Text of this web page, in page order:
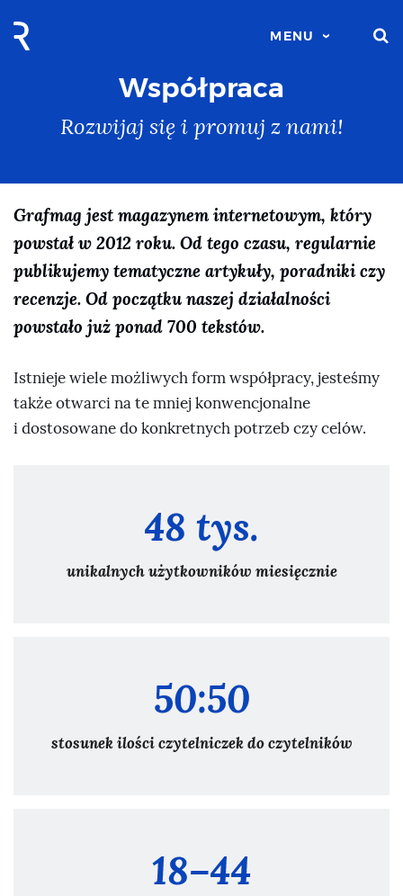
MENU
Współpraca
Rozwijaj się i promuj z nami!
Grafmag jest magazynem internetowym, który
powstał w 2012 roku. Od tego czasu, regularnie
publikujemy tematyczne artykuły, poradniki czy
recenzje. Od początku naszej działalności
powstało już ponad 700 tekstów.
Istnieje wiele możliwych form współpracy, jesteśmy
także otwarci na te mniej konwencjonalne
i dostosowane do konkretnych potrzeb czy celów.
48 tys.
unikalnych użytkowników miesięcznie
50:50
stosunek ilości czytelniczek do czytelników
18–44